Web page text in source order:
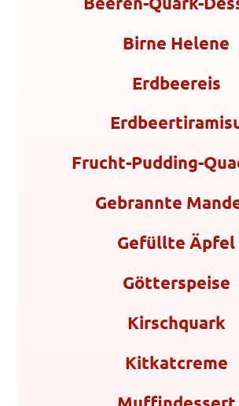
Birne Helene
Erdbeereis
Frucht-Pudding-
Gebrannte
Gefüllte Äpfel
Götterspeise
Kirschquark
Kitkatcreme